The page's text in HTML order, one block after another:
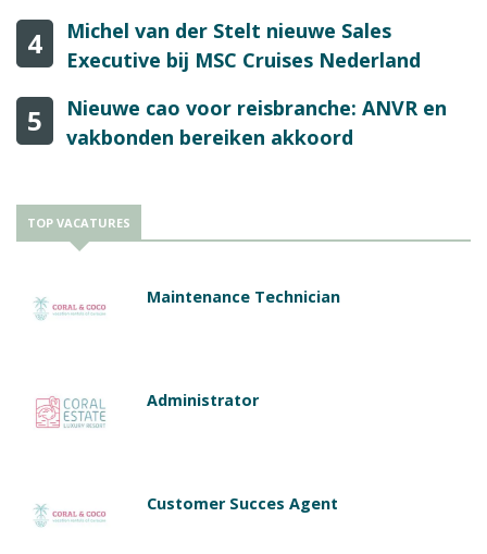
4
Michel van der Stelt nieuwe Sales
Executive bij MSC Cruises Nederland
5
Nieuwe cao voor reisbranche: ANVR en
vakbonden bereiken akkoord
TOP VACATURES
Maintenance Technician
Administrator
Customer Succes Agent